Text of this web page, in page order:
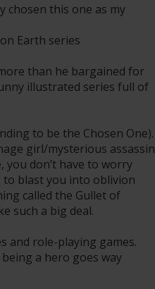
chosen this one as my
Earth series
than he bargained for
illustrated series full of
to be the Chosen One).
girl/mysterious assassin
don’t have to worry
blast you into oblivion
called the Gullet of
such a big deal.
and role-playing games.
a hero goes way